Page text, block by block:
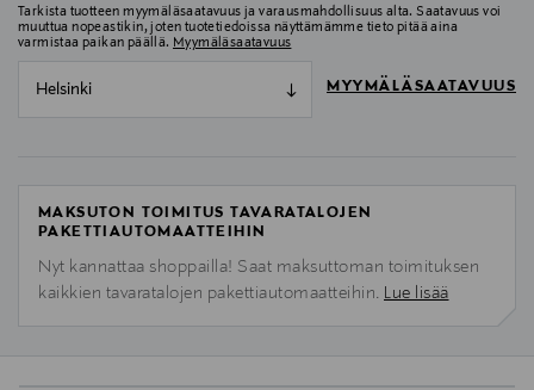
Tarkista tuotteen myymäläsaatavuus ja varausmahdollisuus alta. Saatavuus voi
muuttua nopeastikin, joten tuotetiedoissa näyttämämme tieto pitää aina
varmistaa paikan päällä. Myymäläsaatavuus
Helsinki MYYMÄLÄSAATAVUUS
MAKSUTON TOIMITUS TAVARATALOJEN
PAKETTIAUTOMAATTEIHIN
Nyt kannattaa shoppailla! Saat maksuttoman toimituksen
kaikkien tavaratalojen pakettiautomaatteihin. Lue lisää